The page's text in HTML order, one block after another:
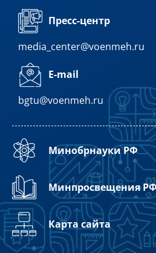
Пресс-центр
media_center@voenmeh.ru
E-mail
bgtu@voenmeh.ru
Минобрнауки РФ
Минпросвещения РФ
Карта сайта